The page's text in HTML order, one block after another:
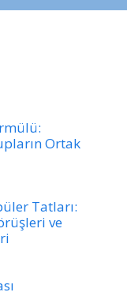
Ortak
Tatları:
ve